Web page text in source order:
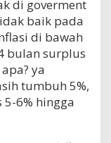
di goverment
baik pada
di bawah
bulan surplus
ya
tumbuh 5%,
6% hingga